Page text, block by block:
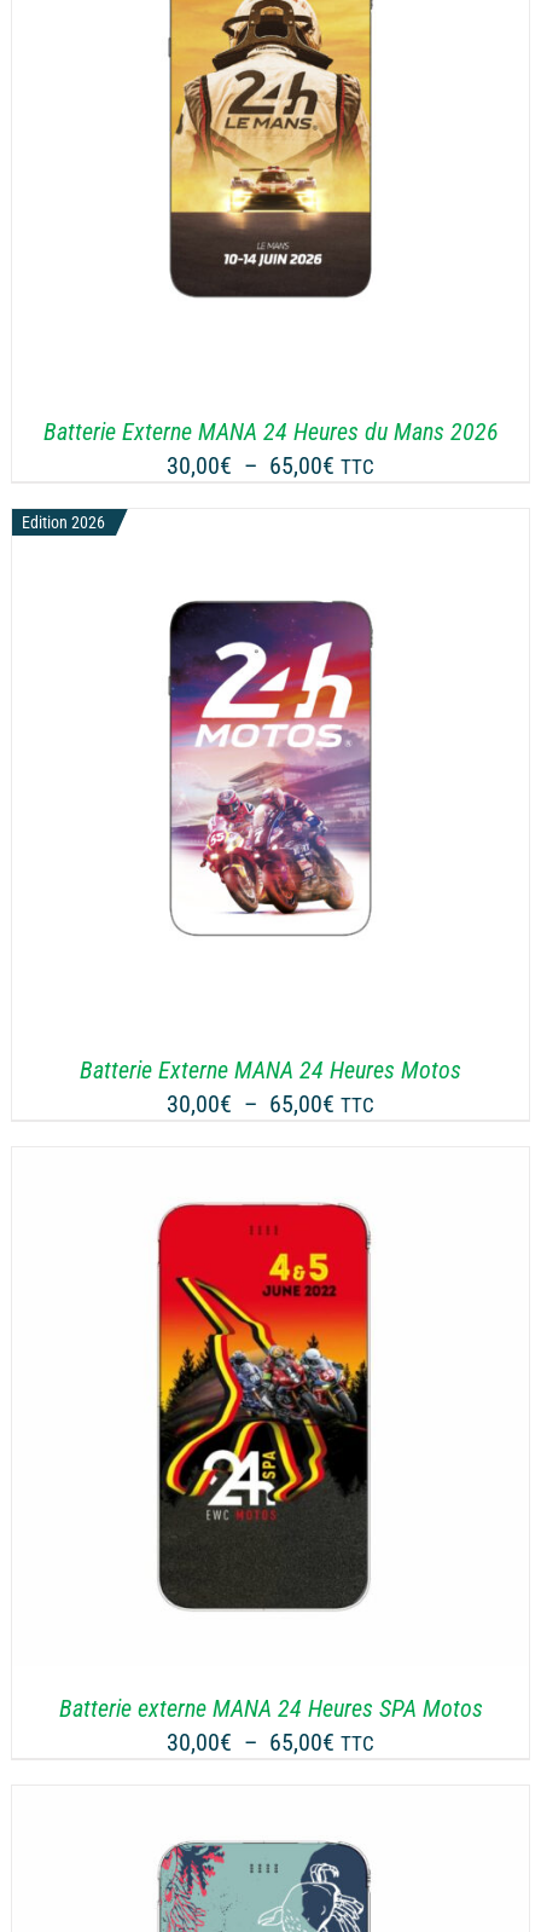
Batterie Externe MANA 24 Heures du Mans 2026
30,00€ – 65,00€ Plage
65,00€
TTC
Edition 2026
Batterie Externe MANA 24 Heures Motos
30,00€ – 65,00€ Plage
30,00€
65,00€
TTC
Batterie externe MANA 24 Heures SPA Motos
30,00€ – 65,00€ Plage
30,00€
à
65,00€
TTC